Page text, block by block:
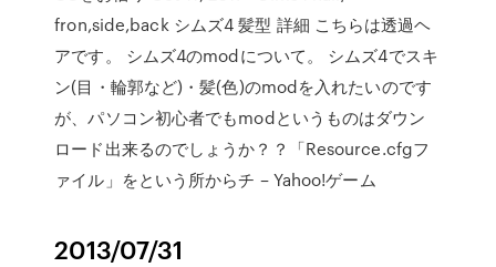
fron,side,back シムズ4 髪型 詳細 こちらは透過ヘ
アです。 シムズ4のmodについて。 シムズ4でスキ
ン(目・輪郭など)・髪(色)のmodを入れたいのです
が、パソコン初心者でもmodというものはダウン
ロード出来るのでしょうか？？「Resource.cfgフ
ァイル」をという所からチ – Yahoo!ゲーム
2013/07/31